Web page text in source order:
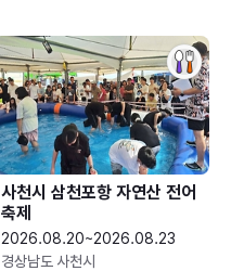
사천시 삼천포항 자연산 전어
축제
2026.08.20~2026.08.23
경상남도 사천시